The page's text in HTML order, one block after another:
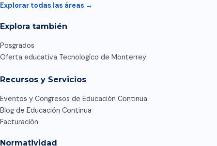
Explorar todas las áreas →
Explora también
Posgrados
Oferta educativa Tecnologíco de Monterrey
Recursos y Servicios
Eventos y Congresos de Educación Continua
Blog de Educación Continua
Facturación
Normatividad